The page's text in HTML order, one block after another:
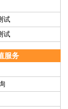
试
试
服务